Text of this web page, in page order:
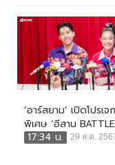
‘อาร์สยาม’ เปิดโปรเจ
พิเศษ ‘อีสาน
17:34 น.
29 ส.ค.